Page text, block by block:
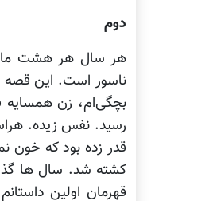
دوم
هر سال هر هشت
ناسور است. این قصه
بچگی‌ام، زن همسایه
رسید. نفس زیده.
قدر زده بود که
کشته شد. سال ها
قهرمان اولین